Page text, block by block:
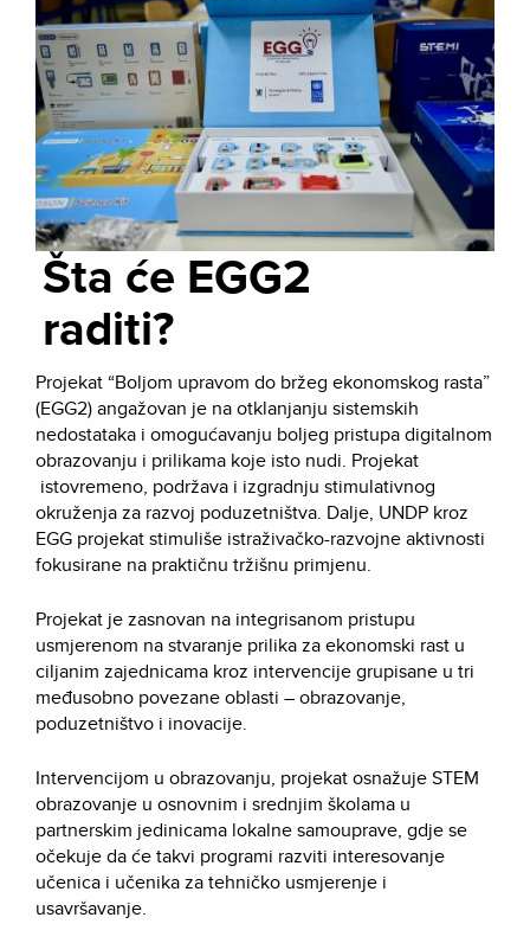
Šta će EGG2
raditi?
Projekat “Boljom upravom do bržeg ekonomskog rasta”
(EGG2) angažovan je na otklanjanju sistemskih
nedostataka i omogućavanju boljeg pristupa digitalnom
obrazovanju i prilikama koje isto nudi. Projekat
istovremeno, podržava i izgradnju stimulativnog
okruženja za razvoj poduzetništva. Dalje, UNDP kroz
EGG projekat stimuliše istraživačko-razvojne aktivnosti
fokusirane na praktičnu tržišnu primjenu.
Projekat je zasnovan na integrisanom pristupu
usmjerenom na stvaranje prilika za ekonomski rast u
ciljanim zajednicama kroz intervencije grupisane u tri
međusobno povezane oblasti – obrazovanje,
poduzetništvo i inovacije.
Intervencijom u obrazovanju, projekat osnažuje STEM
obrazovanje u osnovnim i srednjim školama u
partnerskim jedinicama lokalne samouprave, gdje se
očekuje da će takvi programi razviti interesovanje
učenica i učenika za tehničko usmjerenje i
usavršavanje.